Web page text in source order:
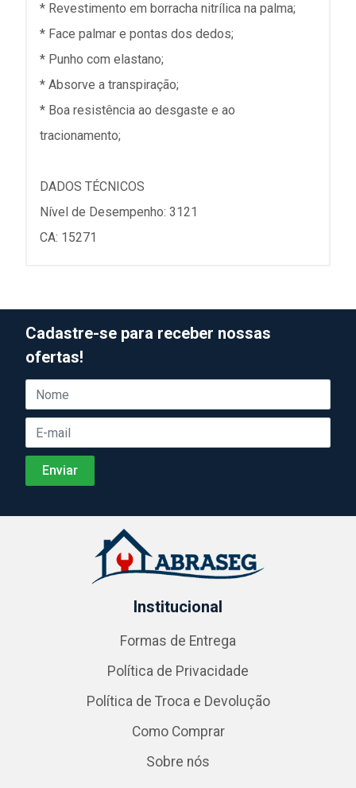
* Revestimento em borracha nitrílica na palma;
* Face palmar e pontas dos dedos;
* Punho com elastano;
* Absorve a transpiração;
* Boa resistência ao desgaste e ao
tracionamento;
DADOS TÉCNICOS
Nível de Desempenho: 3121
CA: 15271
Cadastre-se para receber nossas
ofertas!
Institucional
Formas de Entrega
Política de Privacidade
Política de Troca e Devolução
Como Comprar
Sobre nós